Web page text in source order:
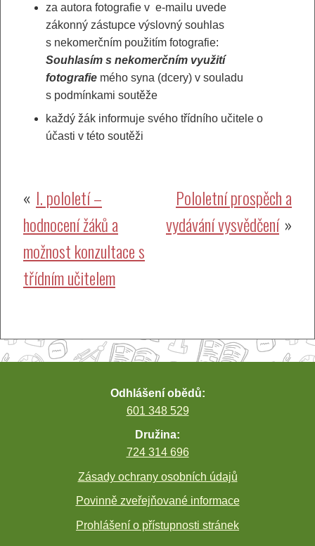
za autora fotografie v e-mailu uvede
zákonný zástupce výslovný souhlas
s nekomerčním použitím fotografie:
Souhlasím s nekomerčním využití
fotografie mého syna (dcery) v souladu
s podmínkami soutěže
každý žák informuje svého třídního učitele o
účasti v této soutěži
Navigace
pro
příspěvek
I. pololetí –
hodnocení žáků a
možnost konzultace s
třídním učitelem
Pololetní prospěch a
vydávání vysvědčení
Odhlášení obědů:
601 348 529
Družina:
724 314 696
Zásady ochrany osobních údajů
Povinně zveřejňované informace
Prohlášení o přístupnosti stránek